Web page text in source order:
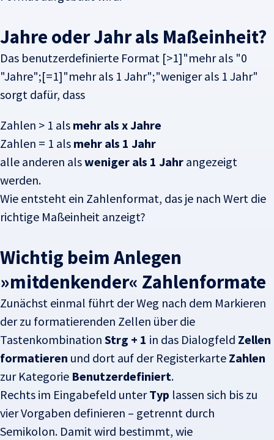
Jahre oder Jahr als Maßeinheit?
Das benutzerdefinierte Format [>1]"mehr als "0
"Jahre";[=1]"mehr als 1 Jahr";"weniger als 1 Jahr"
sorgt dafür, dass
Zahlen > 1 als mehr als x Jahre
Zahlen = 1 als mehr als 1 Jahr
alle anderen alsweniger als 1 Jahr angezeigt
werden.
Wie entsteht ein Zahlenformat, das je nach Wert die
richtige Maßeinheit anzeigt?
Wichtig beim Anlegen
»mitdenkender« Zahlenformate
Zunächst einmal führt der Weg nach dem Markieren
der zu formatierenden Zellen über die
Tastenkombination Strg + 1 in das Dialogfeld Zellen
formatieren und dort auf der Registerkarte Zahlen
zur Kategorie Benutzerdefiniert.
Rechts im Eingabefeld unterTyp lassen sich bis zu
vier Vorgaben definieren – getrennt durch
Semikolon. Damit wird bestimmt, wie